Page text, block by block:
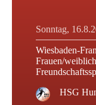
Sonntag,
Wiesbaden-
Frauen/
HSG